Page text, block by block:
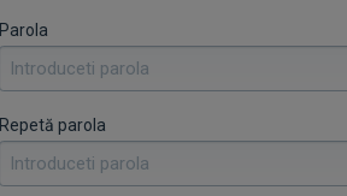
Parola
Repetă parola